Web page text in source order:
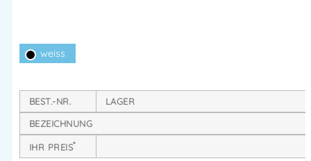
abnehmen und an Dreiviertelhosen oder Shorts
befestigen.
Technische Informationen
Kann mit dem Click Pocket System einfach und
individuell auf CUSTOMIZED Hosen befestigt werden.
Besonders strapazierfähig und mit vielen Taschen mit
BEST.-NR.
LAGER
BEZEICHNUNG
IHR PREIS*
weiss